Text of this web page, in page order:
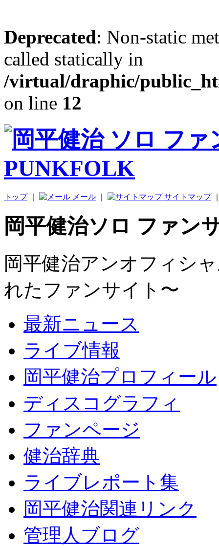
Deprecated: Non-static
called statically in
/virtual/draphic/
on line 12
トップ｜ メール サイトマップ
岡平健治ソロ ファン
岡平健治アンオフィシ
れたファンサイト〜
最新ニュース
ライブ情報
岡平健治プロフィール
ディスコグラフィ
ファンページ
健治辞典
ライブレポート集
岡平健治関連リンク
管理人ブログ